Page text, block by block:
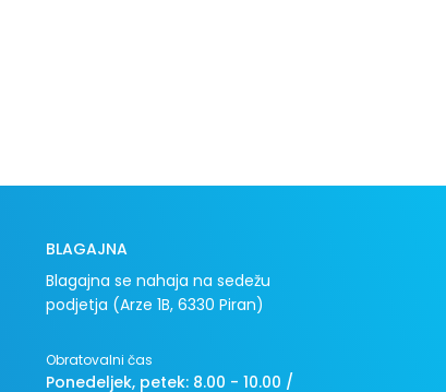
BLAGAJNA
Blagajna se nahaja na sedežu
podjetja (Arze 1B, 6330 Piran)
Obratovalni čas
Ponedeljek, petek: 8.00 - 10.00 /